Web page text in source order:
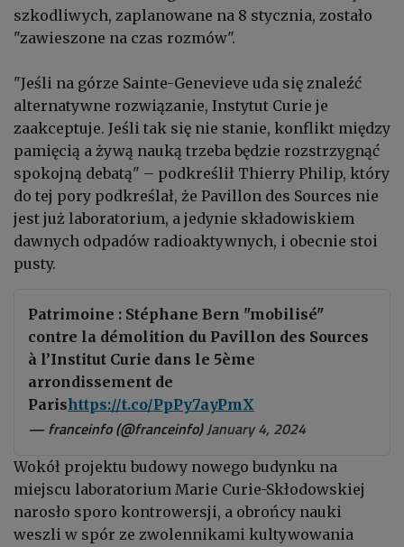
szkodliwych, zaplanowane na 8 stycznia, zostało
"zawieszone na czas rozmów".
"Jeśli na górze Sainte-Genevieve uda się znaleźć
alternatywne rozwiązanie, Instytut Curie je
zaakceptuje. Jeśli tak się nie stanie, konflikt między
pamięcią a żywą nauką trzeba będzie rozstrzygnąć
spokojną debatą" – podkreślił Thierry Philip, który
do tej pory podkreślał, że Pavillon des Sources nie
jest już laboratorium, a jedynie składowiskiem
dawnych odpadów radioaktywnych, i obecnie stoi
pusty.
Patrimoine : Stéphane Bern "mobilisé"
contre la démolition du Pavillon des Sources
à l’Institut Curie dans le 5ème
arrondissement de
Parishttps://t.co/PpPy7ayPmX
— franceinfo (@franceinfo)January 4, 2024
Wokół projektu budowy nowego budynku na
miejscu laboratorium Marie Curie-Skłodowskiej
narosło sporo kontrowersji, a obrońcy nauki
weszli w spór ze zwolennikami kultywowania